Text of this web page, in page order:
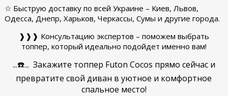
☆ Быструю доставку по всей Украине – Киев, Львов,
Одесса, Днепр, Харьков, Черкассы, Сумы и другие города.
❱❱❱ Консультацию экспертов – поможем выбрать
топпер, который идеально подойдет именно вам!
...☎️... Закажите топпер Futon Cocos прямо сейчас и
превратите свой диван в уютное и комфортное
спальное место!